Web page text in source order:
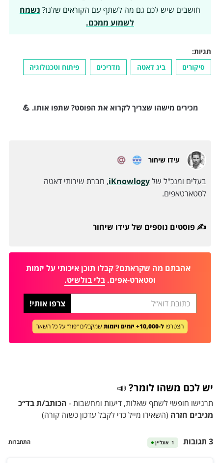
חושבים שיש לכם גם מה לשתף עם הקוראים שלנו? נשמח
לשמוע ממכם.
תגיות:
סיקורים
ביג דאטה מדריכים פיתוח וטכנולוגיה
מכירים מישהו שצריך לקרוא את הפוסט? שתפו אותו. 💪
עידו שיחור
בעלים ומנכ"ל שלiKnowlogy, חברת שירותי דאטה
לסטארטאפים.
פוסטים נוספים של עידו שיחור ✍️
אהבתם מה שקראתם? קבלו תוכן איכותי על יזמות
וסטארט-אפים. בלי בולשיט.
הצטרפו ל-10,000+ יזמים ויזמות שמקבלים ״פור״ על כל השאר
יש לכם משהו לומר? 📣
תרגישו חופשי לשתף שאלות, דיעות ומחשבות - הכותב/ת בד״כ
מגיבים חזרה (השאירו מייל כדי לקבל עדכון כשזה קורה)